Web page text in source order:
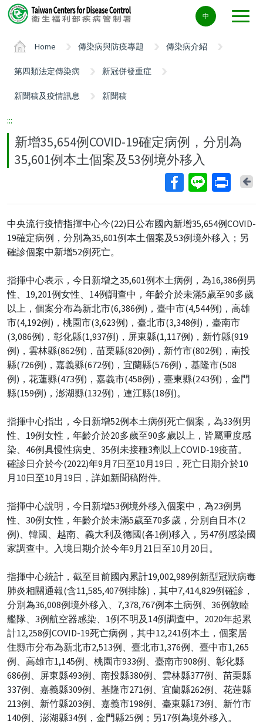
Center
block
中
Home 傳染病與防疫專題 傳染病介紹
第四類法定傳染病 新冠併發重症
新聞稿及疫情訊息 新聞稿
:::
新增35,654例COVID-19確定病例，分別為
35,601例本土個案及53例境外移入
中央流行疫情指揮中心今(22)日公布國內新增35,654例COVID-
19確定病例，分別為35,601例本土個案及53例境外移入；另
確診個案中新增52例死亡。
指揮中心表示，今日新增之35,601例本土病例，為16,386例男
性、19,201例女性、14例調查中，年齡介於未滿5歲至90多歲
以上，個案分布為新北市(6,386例)，臺中市(4,544例)，高雄
市(4,192例)，桃園市(3,623例)，臺北市(3,348例)，臺南市
(3,086例)，彰化縣(1,937例)，屏東縣(1,117例)，新竹縣(919
例)，雲林縣(862例)，苗栗縣(820例)，新竹市(802例)，南投
縣(726例)，嘉義縣(672例)，宜蘭縣(576例)，基隆市(508
例)，花蓮縣(473例)，嘉義市(458例)，臺東縣(243例)，金門
縣(159例)，澎湖縣(132例)，連江縣(18例)。
指揮中心指出，今日新增52例本土病例死亡個案，為33例男
性、19例女性，年齡介於20多歲至90多歲以上，皆屬重度感
染、46例具慢性病史、35例未接種3劑以上COVID-19疫苗。
確診日介於今(2022)年9月7日至10月19日，死亡日期介於10
月10日至10月19日，詳如新聞稿附件。
指揮中心說明，今日新增53例境外移入個案中，為23例男
性、30例女性，年齡介於未滿5歲至70多歲，分別自日本(2
例)、韓國、越南、義大利及德國(各1例)移入，另47例感染國
家調查中。入境日期介於今年9月21日至10月20日。
指揮中心統計，截至目前國內累計19,002,989例新型冠狀病毒
肺炎相關通報(含11,585,407例排除)，其中7,414,829例確診，
分別為36,008例境外移入、7,378,767例本土病例、36例敦睦
艦隊、3例航空器感染、1例不明及14例調查中。2020年起累
計12,258例COVID-19死亡病例，其中12,241例本土，個案居
住縣市分布為新北市2,513例、臺北市1,376例、臺中市1,265
例、高雄市1,145例、桃園市933例、臺南市908例、彰化縣
686例、屏東縣493例、南投縣380例、雲林縣377例、苗栗縣
337例、嘉義縣309例、基隆市271例、宜蘭縣262例、花蓮縣
213例、新竹縣203例、嘉義市198例、臺東縣173例、新竹市
140例、澎湖縣34例，金門縣25例；另17例為境外移入。